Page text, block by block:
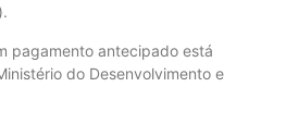
pagamento antecipado está
do Desenvolvimento e